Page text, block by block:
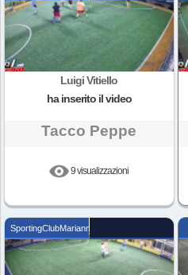
Luigi Vitiello
ha inserito il video
Tacco Peppe
9 visualizzazioni
SportingClubMarianna